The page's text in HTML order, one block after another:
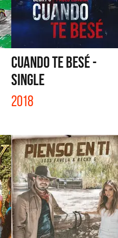
CUANDO TE BESÉ -
SINGLE
2018